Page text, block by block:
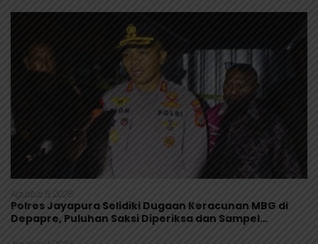
Agustus 5, 2026
Polres Jayapura Selidiki Dugaan Keracunan MBG di
Depapre, Puluhan Saksi Diperiksa dan Sampel